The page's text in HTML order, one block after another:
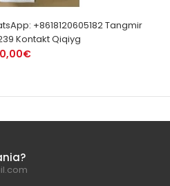
+8618120605182 Tangmir
Kontakt Qiqiyg
0,00€